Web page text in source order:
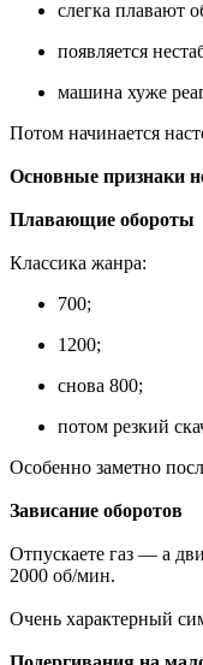
слегка плавают
появляется
машина хуже
Потом начинается
Основные признаки
Плавающие обороты
Классика жанра:
700;
1200;
снова 800;
потом резкий
Особенно заметно
Зависание оборотов
Отпускаете газ — а
2000 об/мин.
Очень характерный